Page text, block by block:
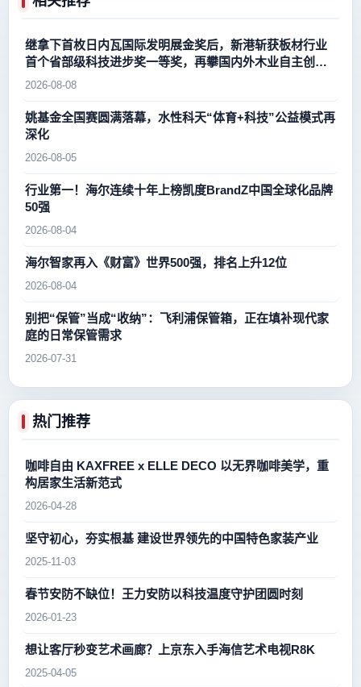
继拿下首枚日内瓦国际发明展金奖后，新港斩获板材行业
首个省部级科技进步奖一等奖，再攀国内外木业自主创新
新高峰
2026-08-08
姚基金全国赛圆满落幕，水性科天“体育+科技”公益模式再
深化
2026-08-05
行业第一！海尔连续十年上榜凯度BrandZ中国全球化品牌
50强
2026-08-04
海尔智家再入《财富》世界500强，排名上升12位
2026-08-04
别把“保管”当成“收纳”：飞利浦保管箱，正在填补现代家
庭的日常保管需求
2026-07-31
热门推荐
咖啡自由 KAXFREE x ELLE DECO 以无界咖啡美学，重
构居家生活新范式
2026-04-28
坚守初心，夯实根基 建设世界领先的中国特色家装产业
2025-11-03
春节安防不缺位！王力安防以科技温度守护团圆时刻
2026-01-23
想让客厅秒变艺术画廊？上京东入手海信艺术电视R8K
2025-04-05